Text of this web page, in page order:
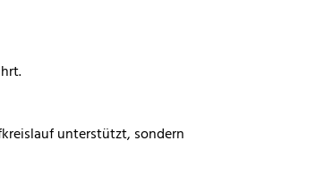
unterstützt, sondern